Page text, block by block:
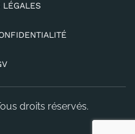
LÉGALES
droits réservés.